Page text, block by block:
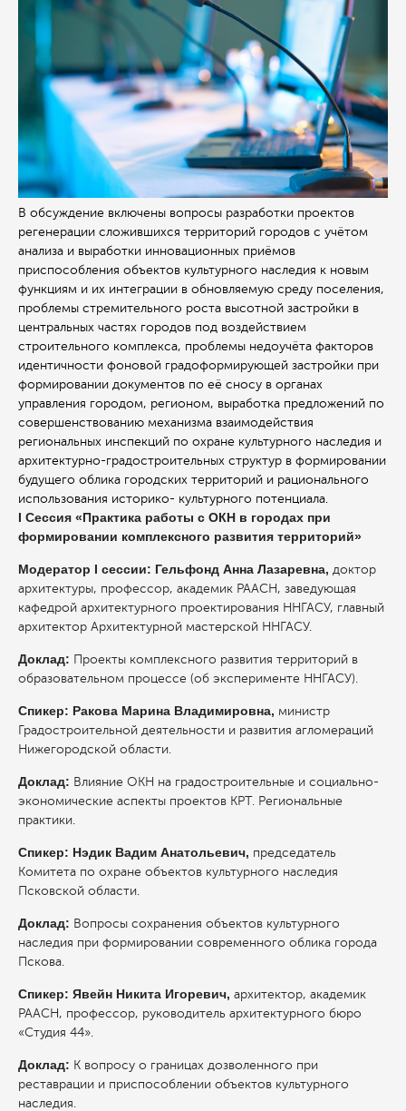
В обсуждение включены вопросы разработки проектов
регенерации сложившихся территорий городов с учётом
анализа и выработки инновационных приёмов
приспособления объектов культурного наследия к новым
функциям и их интеграции в обновляемую среду поселения,
проблемы стремительного роста высотной застройки в
центральных частях городов под воздействием
строительного комплекса, проблемы недоучёта факторов
идентичности фоновой градоформирующей застройки при
формировании документов по её сносу в органах
управления городом, регионом, выработка предложений по
совершенствованию механизма взаимодействия
региональных инспекций по охране культурного наследия и
архитектурно-градостроительных структур в формировании
будущего облика городских территорий и рационального
использования историко- культурного потенциала.
I Сессия «Практика работы с ОКН в городах при
формировании комплексного развития территорий»
Модератор I сессии: Гельфонд Анна Лазаревна, доктор
архитектуры, профессор, академик РААСН, заведующая
кафедрой архитектурного проектирования ННГАСУ, главный
архитектор Архитектурной мастерской ННГАСУ.
Доклад: Проекты комплексного развития территорий в
образовательном процессе (об эксперименте ННГАСУ).
Спикер: Ракова Марина Владимировна, министр
Градостроительной деятельности и развития агломераций
Нижегородской области.
Доклад: Влияние ОКН на градостроительные и социально-
экономические аспекты проектов КРТ. Региональные
практики.
Спикер: Нэдик Вадим Анатольевич, председатель
Комитета по охране объектов культурного наследия
Псковской области.
Доклад: Вопросы сохранения объектов культурного
наследия при формировании современного облика города
Пскова.
Спикер: Явейн Никита Игоревич, архитектор, академик
РААСН, профессор, руководитель архитектурного бюро
«Студия 44».
Доклад: К вопросу о границах дозволенного при
реставрации и приспособлении объектов культурного
наследия.